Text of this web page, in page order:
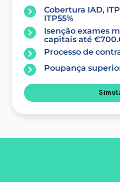
Cobertura IAD,
ITP55%
Isenção exames
capitais até
Processo de
Poupança